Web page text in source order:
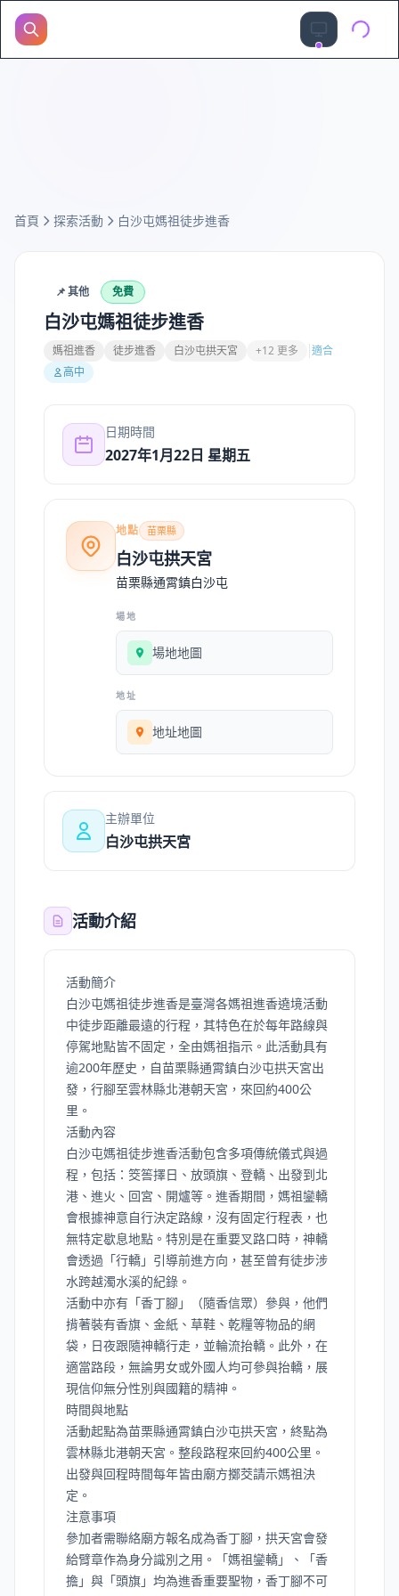
首頁 探索活動 白沙屯媽祖徒步進香
📌其他 免費
白沙屯媽祖徒步進香
媽祖進香 徒步進香 白沙屯拱天宮 +12 更多
適合
高中
日期時間
2027年1月22日 星期五
地點 苗栗縣
白沙屯拱天宮
苗栗縣通霄鎮白沙屯
場地
場地地圖
地址
地址地圖
主辦單位
白沙屯拱天宮
活動介紹
活動簡介
白沙屯媽祖徒步進香是臺灣各媽祖進香遶境活動
中徒步距離最遠的行程，其特色在於每年路線與
停駕地點皆不固定，全由媽祖指示。此活動具有
逾200年歷史，自苗栗縣通霄鎮白沙屯拱天宮出
發，行腳至雲林縣北港朝天宮，來回約400公
里。
活動內容
白沙屯媽祖徒步進香活動包含多項傳統儀式與過
程，包括：筊筶擇日、放頭旗、登轎、出發到北
港、進火、回宮、開爐等。進香期間，媽祖鑾轎
會根據神意自行決定路線，沒有固定行程表，也
無特定歇息地點。特別是在重要叉路口時，神轎
會透過「行轎」引導前進方向，甚至曾有徒步涉
水跨越濁水溪的紀錄。
活動中亦有「香丁腳」（隨香信眾）參與，他們
揹著裝有香旗、金紙、草鞋、乾糧等物品的網
袋，日夜跟隨神轎行走，並輪流抬轎。此外，在
適當路段，無論男女或外國人均可參與抬轎，展
現信仰無分性別與國籍的精神。
時間與地點
活動起點為苗栗縣通霄鎮白沙屯拱天宮，終點為
雲林縣北港朝天宮。整段路程來回約400公里。
出發與回程時間每年皆由廟方擲茭請示媽祖決
定。
注意事項
參加者需聯絡廟方報名成為香丁腳，拱天宮會發
給臂章作為身分識別之用。「媽祖鑾轎」、「香
擔」與「頭旗」均為進香重要聖物，香丁腳不可